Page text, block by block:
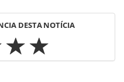
DESTA NOTÍCIA